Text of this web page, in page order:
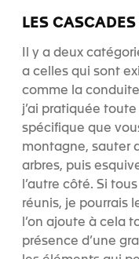
LES
Il y a deux
a celles qui sont
comme la
j’ai pratiquée
spécifique que
montagne, sauter
arbres, puis
l’autre côté. Si
réunis, je pourrais
l’on ajoute à cela
présence d’une